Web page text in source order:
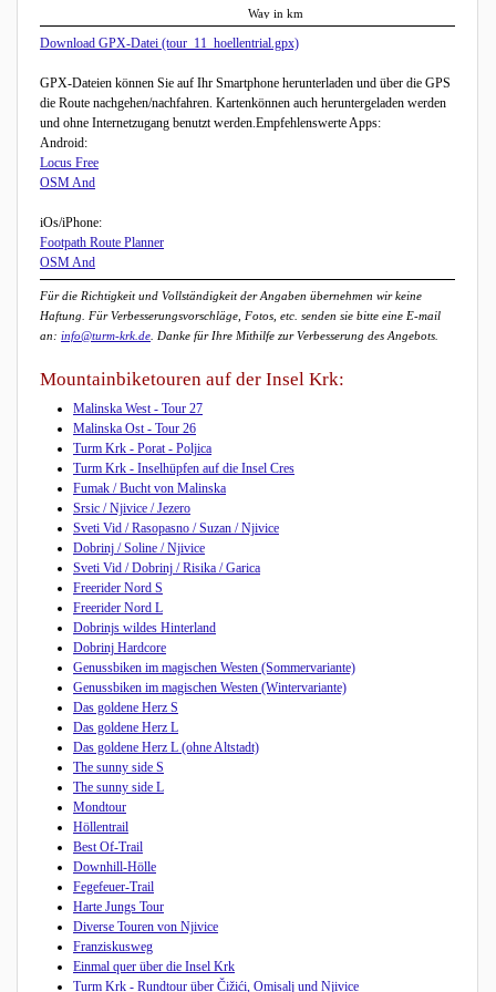
Way in km
Download GPX-Datei (tour_11_hoellentrial.gpx)
GPX-Dateien können Sie auf Ihr Smartphone herunterladen und über die GPS
die Route nachgehen/nachfahren. Kartenkönnen auch heruntergeladen werden
und ohne Internetzugang benutzt werden.Empfehlenswerte Apps:
Android:
Locus Free
OSM And
iOs/iPhone:
Footpath Route Planner
OSM And
Für die Richtigkeit und Vollständigkeit der Angaben übernehmen wir keine
Haftung. Für Verbesserungsvorschläge, Fotos, etc. senden sie bitte eine E-mail
an: info@turm-krk.de . Danke für Ihre Mithilfe zur Verbesserung des Angebots.
Mountainbiketouren auf der Insel Krk:
Malinska West - Tour 27
Malinska Ost - Tour 26
Turm Krk - Porat - Poljica
Turm Krk - Inselhüpfen auf die Insel Cres
Fumak / Bucht von Malinska
Srsic / Njivice / Jezero
Sveti Vid / Rasopasno / Suzan / Njivice
Dobrinj / Soline / Njivice
Sveti Vid / Dobrinj / Risika / Garica
Freerider Nord S
Freerider Nord L
Dobrinjs wildes Hinterland
Dobrinj Hardcore
Genussbiken im magischen Westen (Sommervariante)
Genussbiken im magischen Westen (Wintervariante)
Das goldene Herz S
Das goldene Herz L
Das goldene Herz L (ohne Altstadt)
The sunny side S
The sunny side L
Mondtour
Höllentrail
Best Of-Trail
Downhill-Hölle
Fegefeuer-Trail
Harte Jungs Tour
Diverse Touren von Njivice
Franziskusweg
Einmal quer über die Insel Krk
Turm Krk - Rundtour über Čižići, Omisalj und Njivice